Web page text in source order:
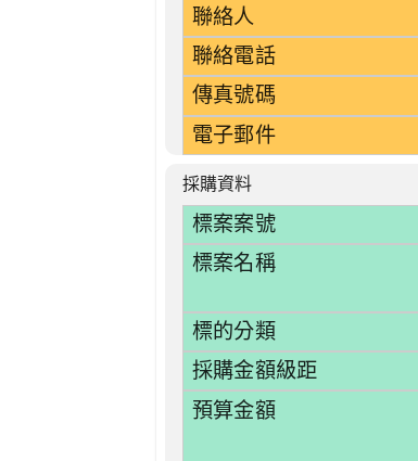
聯絡人
聯絡電話
傳真號碼
電子郵件
採購資料
標案案號
標案名稱
標的分類
採購金額級距
預算金額